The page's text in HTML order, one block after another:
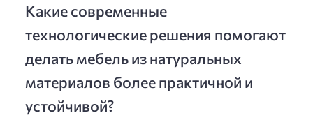
Какие современные
технологические решения помогают
делать мебель из натуральных
материалов более практичной и
устойчивой?